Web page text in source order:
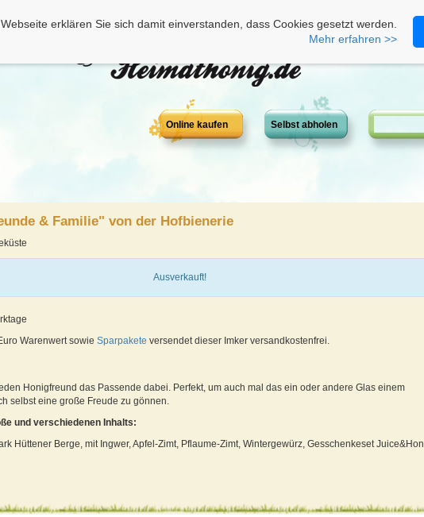
erklären Sie sich damit einverstanden, dass Cookies gesetzt werden.
Mehr erfahren >>
Online kaufen Selbst abholen
& Familie" von der Hofbienerie
Ausverkauft!
Warenwert sowieSparpakete versendet dieser Imker versandkostenfrei.
Honigfreund das Passende dabei. Perfekt, um auch mal das ein oder andere Glas einem
selbst eine große Freude zu gönnen.
und verschiedenen Inhalts:
Hüttener Berge, mit Ingwer, Apfel-Zimt, Pflaume-Zimt, Wintergewürz, Gesschenkeset